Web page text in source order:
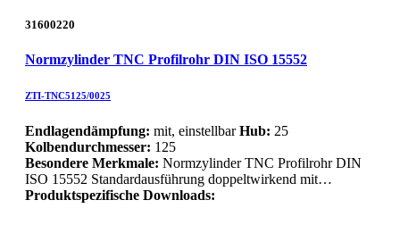
31600220
Normzylinder TNC Profilrohr DIN ISO 15552
ZTI-TNC5125/0025
Endlagendämpfung: mit, einstellbarHub: 25
Kolbendurchmesser: 125
Besondere Merkmale: Normzylinder TNC Profilrohr DIN
ISO 15552 Standardausführung doppeltwirkend mit…
Produktspezifische Downloads: